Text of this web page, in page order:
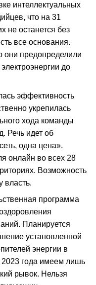
интеллектуальных
что на 31
не останется без
все основания.
они предопределили
до
эффективность
укрепилась
хода команды
Речь идет об
одна цена».
онлайн во всех 28
Возможность
власть.
программа
Планируется
установленной
энергии в
года имеем лишь
рывок. Нельзя